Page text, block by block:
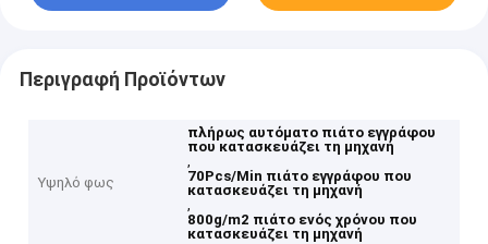
Περιγραφή Προϊόντων
Υψηλό φως
πλήρως αυτόματο πιάτο εγγράφου
που κατασκευάζει τη μηχανή
,
70Pcs/Min πιάτο εγγράφου που
κατασκευάζει τη μηχανή
,
800g/m2 πιάτο ενός χρόνου που
κατασκευάζει τη μηχανή